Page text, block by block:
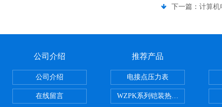
下一篇： 计算机
公司介绍
公司介绍
在线留言
推荐产品
电接点压力表
WZPK系列铠装热电阻